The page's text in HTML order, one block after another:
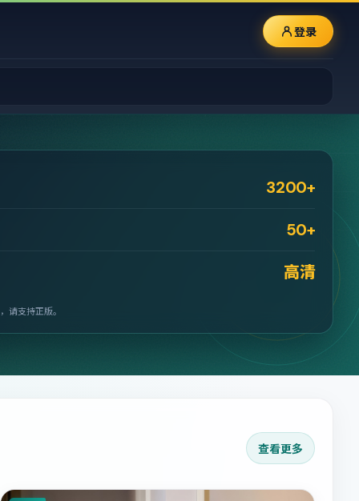
登录
3200+
50+
高清
请支持正版。
查看更多